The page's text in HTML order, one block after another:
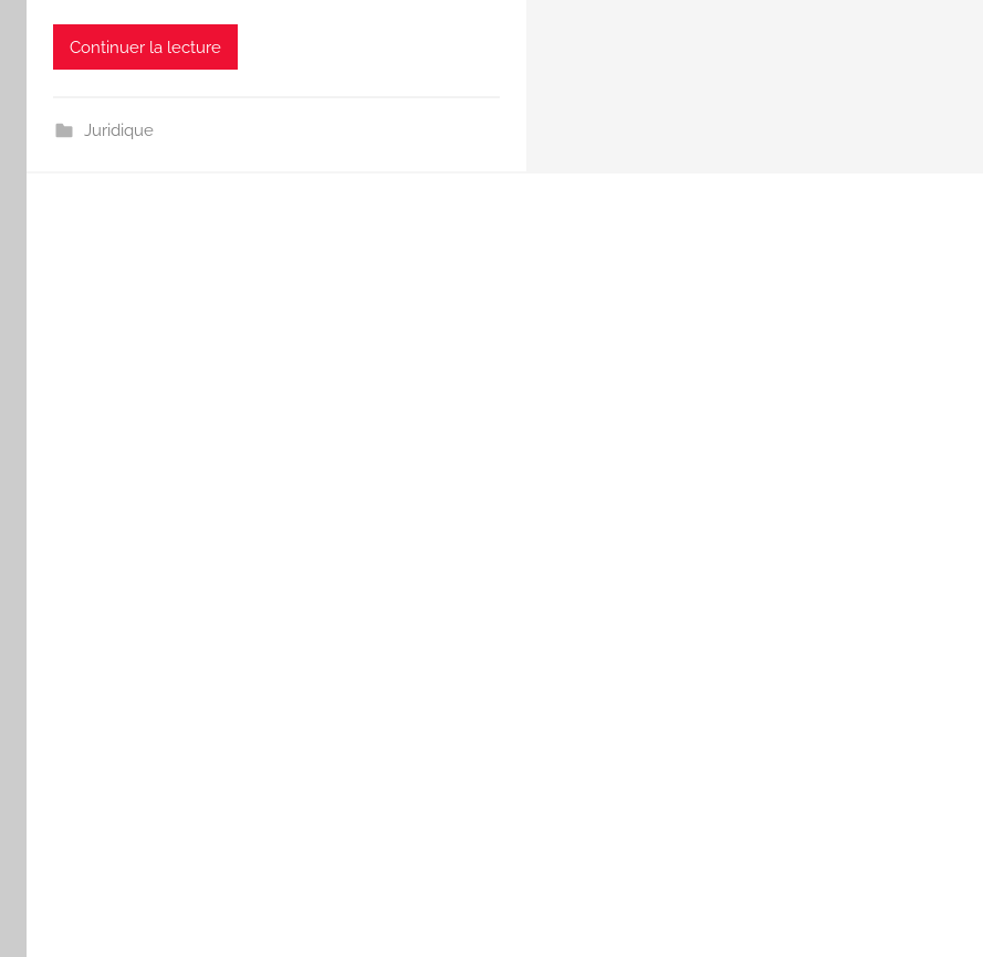
Continuer la lecture
Juridique